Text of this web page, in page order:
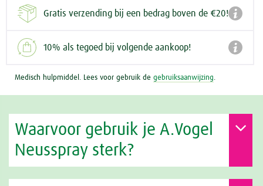
Gratis verzending bij een bedrag boven de €20!
10% als tegoed bij volgende aankoop! 
Medisch hulpmiddel. Lees voor gebruik de gebruiksaanwijzing.
Waarvoor gebruik je A.Vogel
Neusspray sterk?